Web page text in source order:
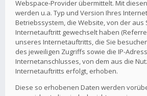
Webspace-Provider übermittelt. Mit
werden u.a. Typ und Version Ihres
Betriebssystem, die Website, von der aus
Internetauftritt gewechselt haben
unseres Internetauftritts, die Sie
des jeweiligen Zugriffs sowie die IP-
Internetanschlusses, von dem aus die
Internetauftritts erfolgt, erhoben.
Diese so erhobenen Daten werden